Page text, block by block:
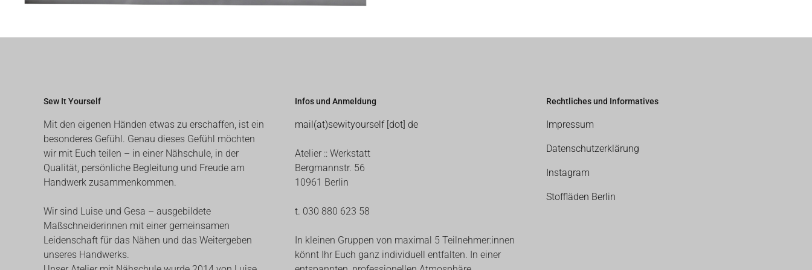
Sew It Yourself
Mit den eigenen Händen etwas zu erschaffen, ist ein
besonderes Gefühl. Genau dieses Gefühl möchten
wir mit Euch teilen – in einer Nähschule, in der
Qualität, persönliche Begleitung und Freude am
Handwerk zusammenkommen.
Wir sind Luise und Gesa – ausgebildete
Maßschneiderinnen mit einer gemeinsamen
Leidenschaft für das Nähen und das Weitergeben
unseres Handwerks.
Infos und Anmeldung
mail(at)sewityourself [dot] de
Atelier :: Werkstatt
Bergmannstr. 56
10961 Berlin
t. 030 880 623 58
In kleinen Gruppen von maximal 5 Teilnehmer:innen
könnt Ihr Euch ganz individuell entfalten. In einer
Rechtliches und Informatives
Impressum
Datenschutzerklärung
Instagram
Stoffläden Berlin